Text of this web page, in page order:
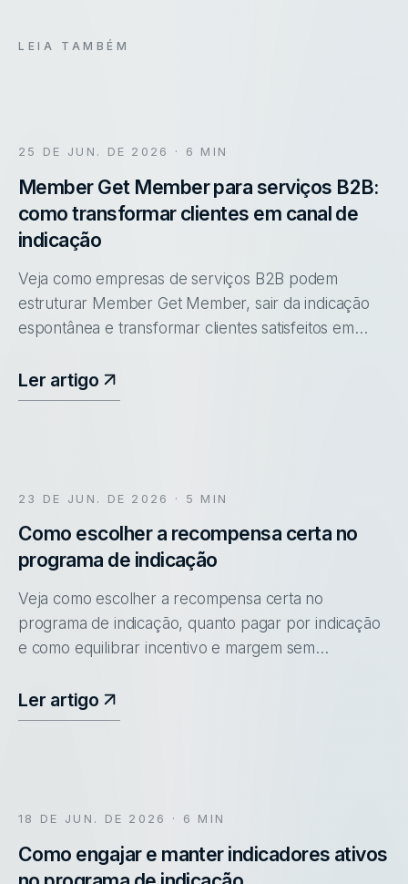
LEIA TAMBÉM
25 DE JUN. DE 2026 · 6 MIN
Member Get Member para serviços B2B:
como transformar clientes em canal de
indicação
Veja como empresas de serviços B2B podem
estruturar Member Get Member, sair da indicação
espontânea e transformar clientes satisfeitos em
Ler artigo
23 DE JUN. DE 2026 · 5 MIN
Como escolher a recompensa certa no
programa de indicação
Veja como escolher a recompensa certa no
programa de indicação, quanto pagar por indicação
e como equilibrar incentivo e margem sem
Ler artigo
18 DE JUN. DE 2026 · 6 MIN
Como engajar e manter indicadores ativos